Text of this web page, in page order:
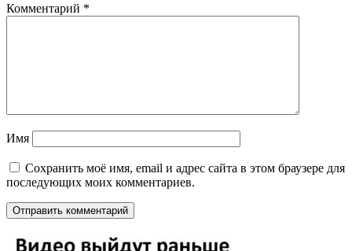
Комментарий *
Имя
Сохранить моё имя, email и адрес сайта в этом браузере для
последующих моих комментариев.